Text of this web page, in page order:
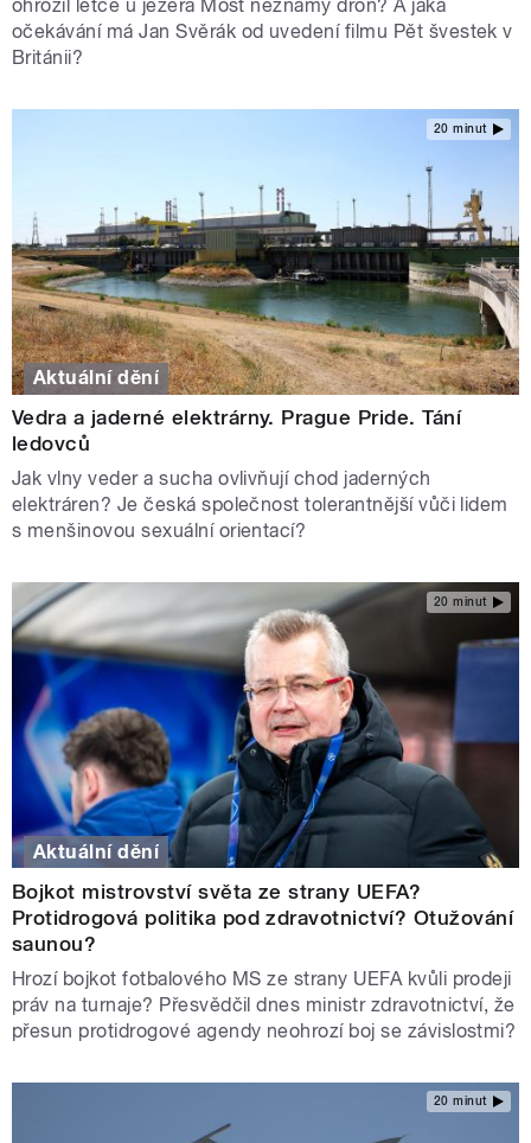
ohrozil letce u jezera Most neznámý dron? A jaká
očekávání má Jan Svěrák od uvedení filmu Pět švestek v
Británii?
20 minut
Aktuální dění
Vedra a jaderné elektrárny. Prague Pride. Tání
ledovců
Jak vlny veder a sucha ovlivňují chod jaderných
elektráren? Je česká společnost tolerantnější vůči lidem
s menšinovou sexuální orientací?
20 minut
Aktuální dění
Bojkot mistrovství světa ze strany UEFA?
Protidrogová politika pod zdravotnictví? Otužování
saunou?
Hrozí bojkot fotbalového MS ze strany UEFA kvůli prodeji
práv na turnaje? Přesvědčil dnes ministr zdravotnictví, že
přesun protidrogové agendy neohrozí boj se závislostmi?
20 minut